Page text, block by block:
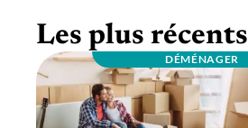
Les plus récents
DÉMÉNAGER